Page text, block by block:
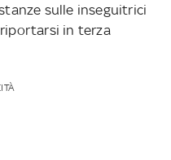
sulle inseguitrici
in terza